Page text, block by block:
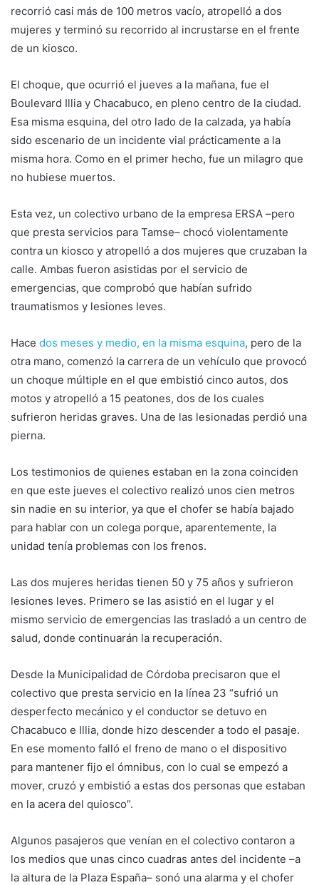
recorrió casi más de 100 metros vacío, atropelló a dos
mujeres y terminó su recorrido al incrustarse en el frente
de un kiosco.
El choque, que ocurrió el jueves a la mañana, fue el
Boulevard Illia y Chacabuco, en pleno centro de la ciudad.
Esa misma esquina, del otro lado de la calzada, ya había
sido escenario de un incidente vial prácticamente a la
misma hora. Como en el primer hecho, fue un milagro que
no hubiese muertos.
Esta vez, un colectivo urbano de la empresa ERSA –pero
que presta servicios para Tamse– chocó violentamente
contra un kiosco y atropelló a dos mujeres que cruzaban la
calle. Ambas fueron asistidas por el servicio de
emergencias, que comprobó que habían sufrido
traumatismos y lesiones leves.
Hace dos meses y medio, en la misma esquina, pero de la
otra mano, comenzó la carrera de un vehículo que provocó
un choque múltiple en el que embistió cinco autos, dos
motos y atropelló a 15 peatones, dos de los cuales
sufrieron heridas graves. Una de las lesionadas perdió una
pierna.
Los testimonios de quienes estaban en la zona coinciden
en que este jueves el colectivo realizó unos cien metros
sin nadie en su interior, ya que el chofer se había bajado
para hablar con un colega porque, aparentemente, la
unidad tenía problemas con los frenos.
Las dos mujeres heridas tienen 50 y 75 años y sufrieron
lesiones leves. Primero se las asistió en el lugar y el
mismo servicio de emergencias las trasladó a un centro de
salud, donde continuarán la recuperación.
Desde la Municipalidad de Córdoba precisaron que el
colectivo que presta servicio en la línea 23 “sufrió un
desperfecto mecánico y el conductor se detuvo en
Chacabuco e Illia, donde hizo descender a todo el pasaje.
En ese momento falló el freno de mano o el dispositivo
para mantener fijo el ómnibus, con lo cual se empezó a
mover, cruzó y embistió a estas dos personas que estaban
en la acera del quiosco”.
Algunos pasajeros que venían en el colectivo contaron a
los medios que unas cinco cuadras antes del incidente –a
la altura de la Plaza España– sonó una alarma y el chofer